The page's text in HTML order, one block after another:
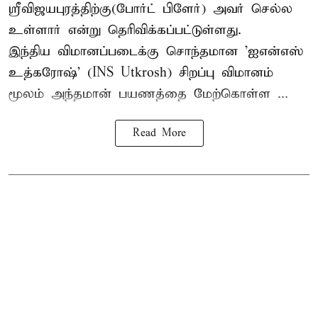
ஸ்ரீவிஜயபுரத்திற்கு(போர்ட் பிளேர்) அவர் செல்ல
உள்ளார் என்று தெரிவிக்கப்பட்டுள்ளது.
இந்திய விமானப்படைக்கு சொந்தமான 'ஐஎன்எஸ்
உத்கரோஷ்' (INS Utkrosh) சிறப்பு விமானம்
மூலம் அந்தமான் பயணத்தை மேற்கொள்ள ...
Read More